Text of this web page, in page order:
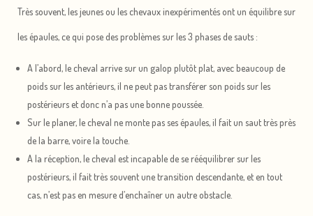
Très souvent, les jeunes ou les chevaux inexpérimentés ont un équilibre sur
les épaules, ce qui pose des problèmes sur les 3 phases de sauts :
A l’abord, le cheval arrive sur un galop plutôt plat, avec beaucoup de
poids sur les antérieurs, il ne peut pas transférer son poids sur les
postérieurs et donc n’a pas une bonne poussée.
Sur le planer, le cheval ne monte pas ses épaules, il fait un saut très près
de la barre, voire la touche.
A la réception, le cheval est incapable de se rééquilibrer sur les
postérieurs, il fait très souvent une transition descendante, et en tout
cas, n’est pas en mesure d’enchaîner un autre obstacle.